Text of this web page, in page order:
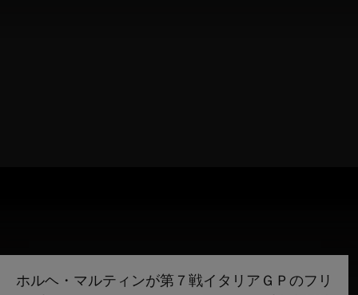
ホルヘ・マルティンが第７戦イタリアＧＰのフリ